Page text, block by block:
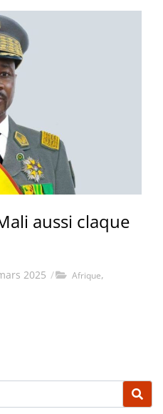
aussi claque
2025 / Afrique,